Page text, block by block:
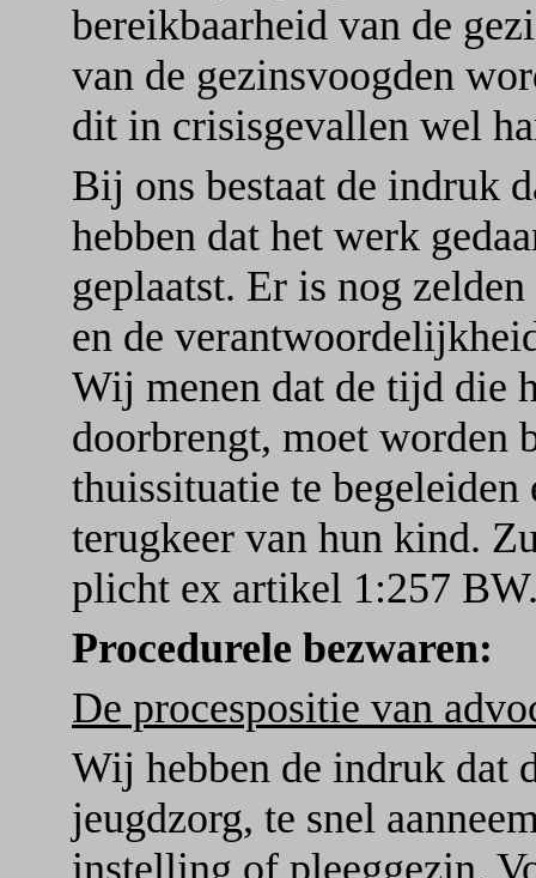
bereikbaarheid van de
van de gezinsvoogden
dit in crisisgevallen wel
Bij ons bestaat de indruk
hebben dat het werk
geplaatst. Er is nog
en de
Wij menen dat de tijd die
doorbrengt, moet worden
thuissituatie te
terugkeer van hun kind.
plicht ex artikel 1:257
Procedurele bezwaren:
De procespositie van
Wij hebben de indruk dat
jeugdzorg, te snel
instelling of pleeggezin.